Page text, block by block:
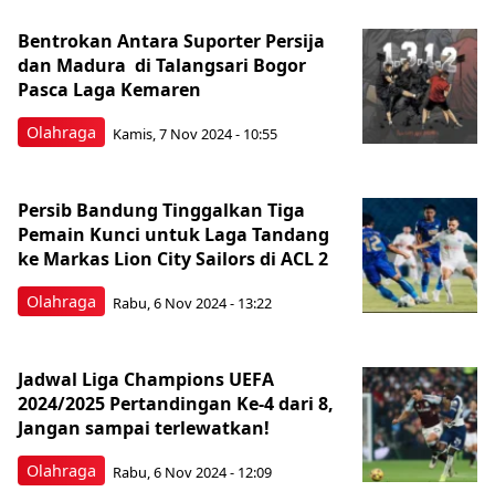
Olahraga
Bentrokan Antara Suporter Persija
dan Madura di Talangsari Bogor
Pasca Laga Kemaren
Kamis, 7 Nov 2024 - 10:55
Olahraga
Persib Bandung Tinggalkan Tiga
Pemain Kunci untuk Laga Tandang
ke Markas Lion City Sailors di ACL 2
Rabu, 6 Nov 2024 - 13:22
Olahraga
Jadwal Liga Champions UEFA
2024/2025 Pertandingan Ke-4 dari 8,
Jangan sampai terlewatkan!
Rabu, 6 Nov 2024 - 12:09